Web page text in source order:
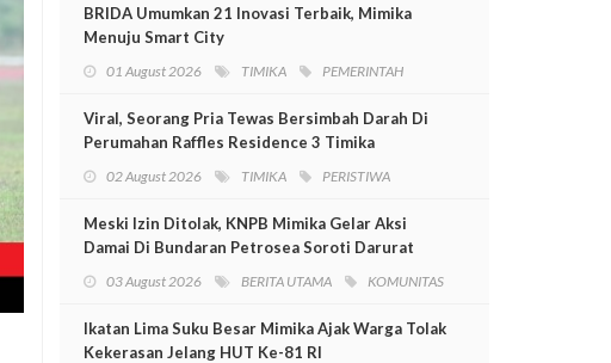
BRIDA Umumkan 21 Inovasi Terbaik, Mimika
Menuju Smart City
01 August 2026 TIMIKA PEMERINTAH
Viral, Seorang Pria Tewas Bersimbah Darah Di
Perumahan Raffles Residence 3 Timika
02 August 2026 TIMIKA PERISTIWA
Meski Izin Ditolak, KNPB Mimika Gelar Aksi
Damai Di Bundaran Petrosea Soroti Darurat
03 August 2026 BERITA UTAMA KOMUNITAS
Ikatan Lima Suku Besar Mimika Ajak Warga Tolak
Kekerasan Jelang HUT Ke-81 RI